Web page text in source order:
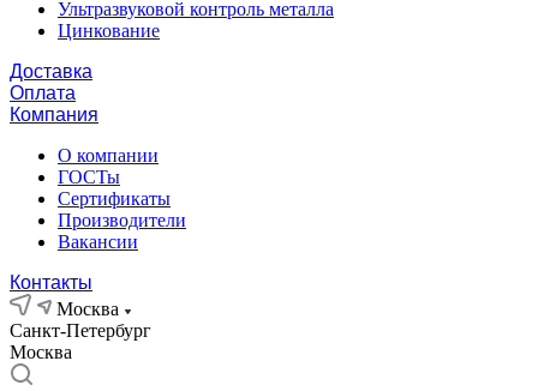
Ультразвуковой контроль металла
Цинкование
Доставка
Оплата
Компания
О компании
ГОСТы
Сертификаты
Производители
Вакансии
Контакты
Москва
Санкт-Петербург
Москва